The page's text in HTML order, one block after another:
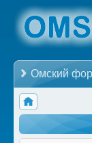
Омский